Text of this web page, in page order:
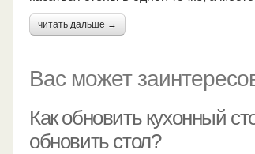
читать дальше →
Вас может
Как обновить кухонный
обновить стол?